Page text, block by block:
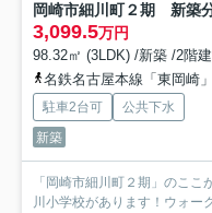
岡崎市細川町２期 新
3,099.5万円
98.32㎡ (3LDK) /新築 /2階建
名鉄名古屋本線「東岡崎
駐車2台可
公共下水
新築
「岡崎市細川町２期」のこ
川小学校があります！ウォー